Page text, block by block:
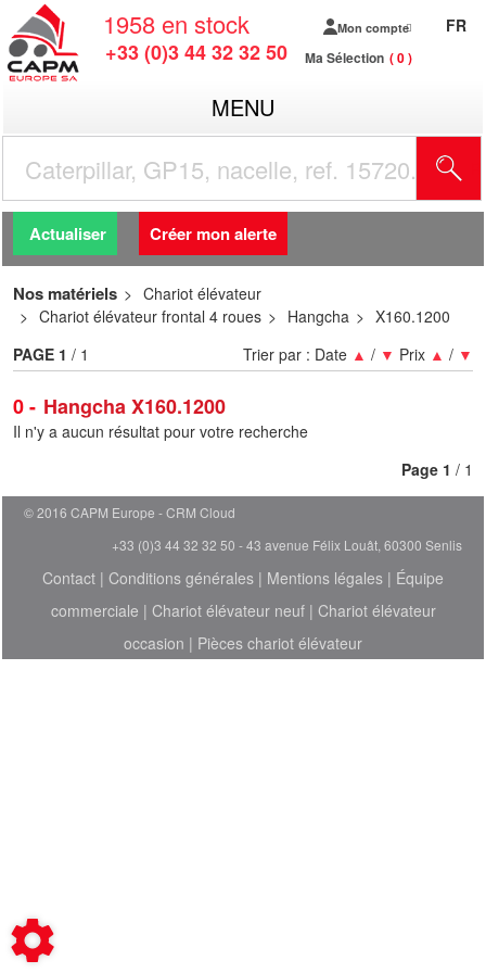
1958 en stock
+33 (0)3 44 32 32 50
Mon compte
Ma Sélection 0
FR
MENU
Actualiser Créer mon alerte
Nos matériels
Chariot élévateur
Chariot élévateur frontal 4 roues
Hangcha X160.1200
0 Hangcha X160.1200
Trier par : Date ▲ / ▼ Prix ▲ / ▼
PAGE 1 / 1
Il n'y a aucun résultat pour votre recherche
Page 1 / 1
© 2016 CAPM Europe
CRM Cloud
+33 (0)3 44 32 32 50 - 43 avenue Félix Louât, 60300 Senlis
Contact | Conditions générales | Mentions légales | Équipe
commerciale | Chariot élévateur neuf| Chariot élévateur
occasion | Pièces chariot élévateur